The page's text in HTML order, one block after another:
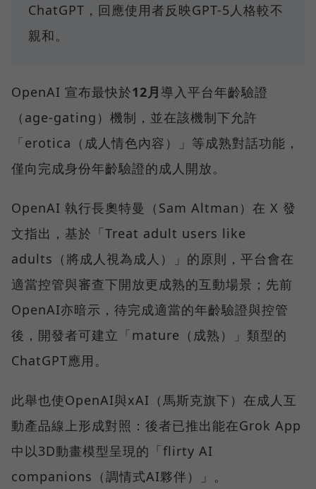
ChatGPT，回應使用者反映GPT-5人格較不
親和。
OpenAI 宣布最快於12月導入平台年齡驗證
（age-gating）機制，並在該機制下允許
「erotica（成人情色內容）」等成熟對話功能，
僅向完成身份年齡驗證的成人開放。
OpenAI 執行長奧特曼（Sam Altman）在 X 發
文指出，基於「Treat adult users like
adults（將成人視為成人）」的原則，平台會在
適當控管與審查下開放更成熟的互動場景；先前
OpenAI亦暗示，待完成適當的年齡驗證與控管
後，開發者可建立「mature（成熟）」類型的
ChatGPT應用。
此舉也使OpenAI與xAI（馬斯克旗下）在成人互
動產品線上形成對照：後者已推出能在Grok App
中以3D動畫模型呈現的「flirty AI
companions（調情式AI夥伴）」。